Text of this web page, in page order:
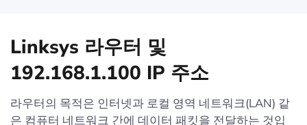
Linksys 라우터 및
192.168.1.100 IP 주소
라우터의 목적은 인터넷과 로컬 영역 네트워크(LAN) 같
은 컴퓨터 네트워크 간에 데이터 패킷을 전달하는 것입